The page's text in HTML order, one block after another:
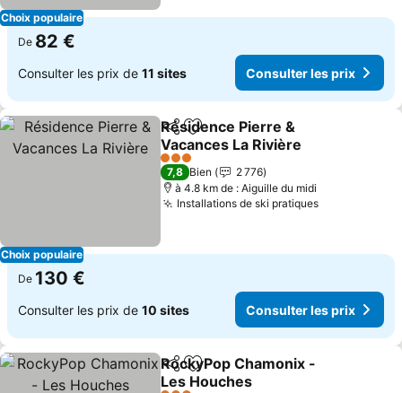
Choix populaire
De 82 €
Consulter les prix de 11 sites Consulter les prix
Choix populaire
PartagerAjouter à mes favoris
Résidence Pierre &
Vacances La Rivière
3 Étoiles
7,8 Bien
2 776
à 4.8 km de : Aiguille du midi
Installations de ski pratiques
De 130 €
Consulter les prix de 10 sites Consulter les prix
PartagerAjouter à mes favoris
RockyPop Chamonix -
Les Houches